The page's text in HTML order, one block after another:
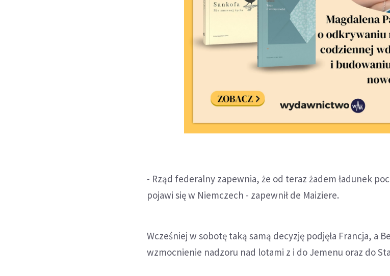
- Rząd federalny zapewnia, że od teraz żadem ładunek
pojawi się w Niemczech - zapewnił de Maiziere.
Wcześniej w sobotę taką samą decyzję podjęła Francja, a
wzmocnienie nadzoru nad lotami z i do Jemenu oraz do